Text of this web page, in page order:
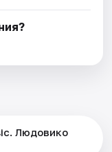
Людовико